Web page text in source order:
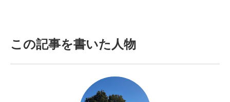
この記事を書いた人物